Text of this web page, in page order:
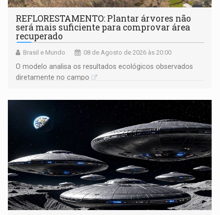
REFLORESTAMENTO: Plantar árvores não
será mais suficiente para comprovar área
recuperado
Brasil e Mundo 08 de Agosto de 2026 às 20:00
O modelo analisa os resultados ecológicos observados
diretamente no campo